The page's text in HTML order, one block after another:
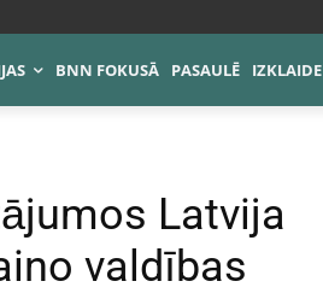
BNN FOKUSĀ PASAULĒ IZKLAIDE
Latvija
valdības